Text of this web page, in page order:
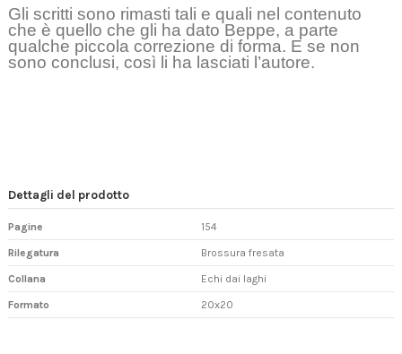
Gli scritti sono rimasti tali e quali nel contenuto
che è quello che gli ha dato Beppe, a parte
qualche piccola correzione di forma. E se non
sono conclusi, così li ha lasciati l’autore.
Dettagli del prodotto
Pagine 154
Rilegatura Brossura fresata
Collana Echi dai laghi
Formato 20x20